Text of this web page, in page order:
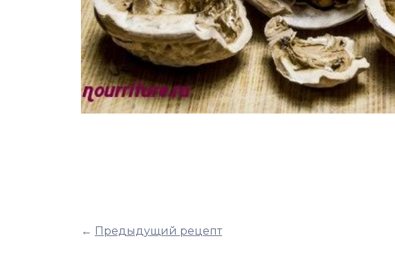
← Предыдущий рецепт